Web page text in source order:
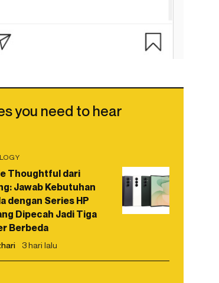
you need to hear
Thoughtful dari
Jawab Kebutuhan
dengan Series HP
Dipecah Jadi Tiga
Berbeda
3 hari lalu